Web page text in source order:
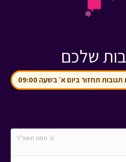
שלכם
תחזור ביום א׳ בשעה 09:00
ט' תמוז תשפ"ד